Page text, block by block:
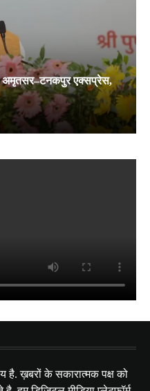
अमृतसर–टनकपुर एक्सप्रेस,
है. ख़बरों के सकारात्मक पक्ष को